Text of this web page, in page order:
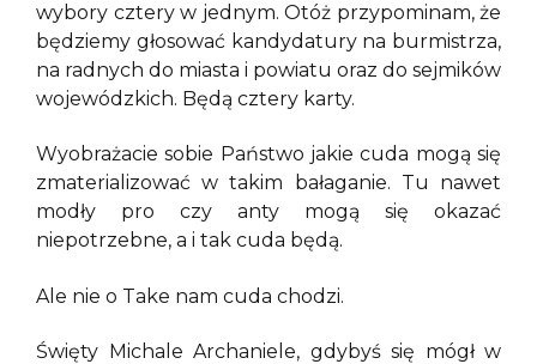
wybory cztery w jednym. Otóż przypominam, że
będziemy głosować kandydatury na burmistrza,
na radnych do miasta i powiatu oraz do sejmików
wojewódzkich. Będą cztery karty.
Wyobrażacie sobie Państwo jakie cuda mogą się
zmaterializować w takim bałaganie. Tu nawet
modły pro czy anty mogą się okazać
niepotrzebne, a i tak cuda będą.
Ale nie o Take nam cuda chodzi.
Święty Michale Archaniele, gdybyś się mógł w